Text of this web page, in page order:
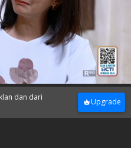
dan dari
Upgrade